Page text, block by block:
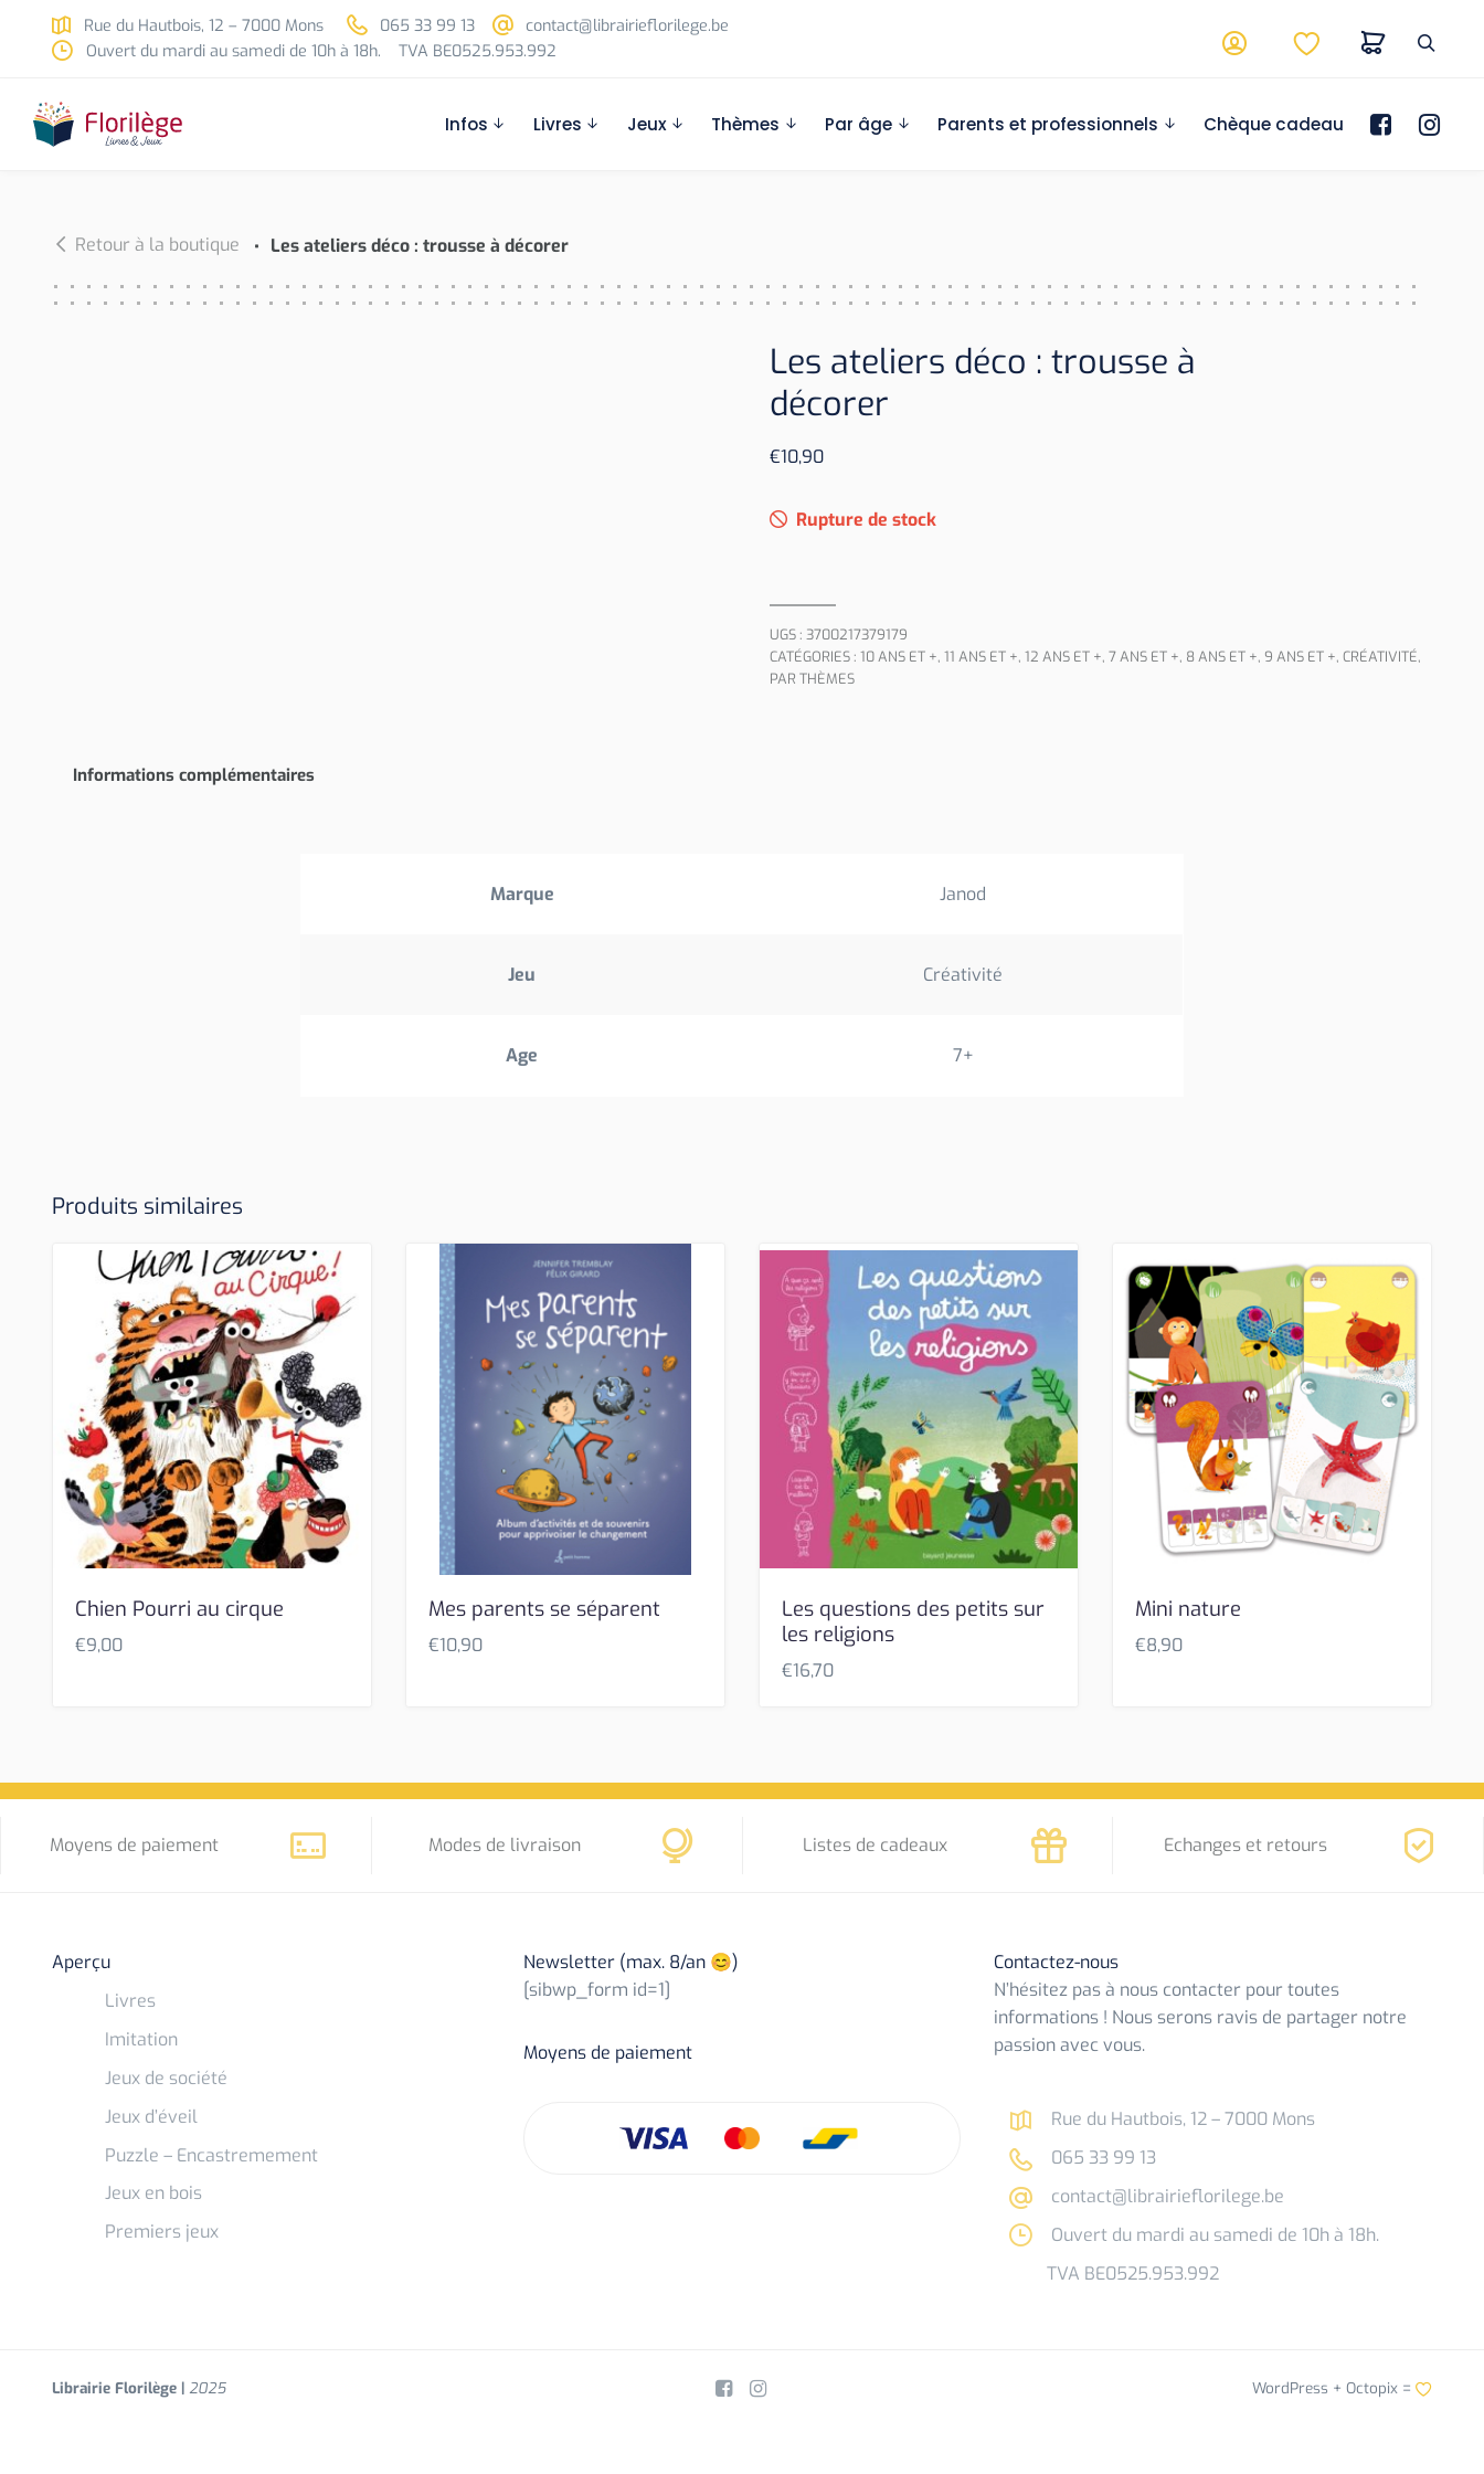
Skip to main content
Rue du Hautbois, 12 – 7000 Mons 065 33 99 13
contact@librairieflorilege.be
Ouvert du mardi au samedi de 10h à 18h.
TVA BE0525.953.992
Infos Livres Jeux Thèmes Par âge Parents et professionnels Chèque cadeau
Retour à la boutique Les ateliers déco : trousse à décorer
Les ateliers déco : trousse à
décorer
€10,90
Rupture de stock
UGS : 3700217379179
CATÉGORIES : 10 ANS ET +, 11 ANS ET +, 12 ANS ET +, 7 ANS ET +, 8 ANS ET +, 9 ANS ET +, CRÉATIVITÉ,
PAR THÈMES
Informations complémentaires
Marque Janod
Jeu Créativité
Age 7+
Produits similaires
Chien Pourri au cirque
€9,00
Mes parents se séparent
€10,90
Les questions des petits sur
les religions
€16,70
Mini nature
€8,90
Moyens de paiement Modes de livraison Listes de cadeaux Echanges et retours
Aperçu
Livres
Imitation
Jeux de société
Jeux d’éveil
Puzzle – Encastremement
Jeux en bois
Premiers jeux
Newsletter (max. 8/an 😊)
[sibwp_form id=1]
Moyens de paiement
Contactez-nous
N’hésitez pas à nous contacter pour toutes
informations ! Nous serons ravis de partager notre
passion avec vous.
Rue du Hautbois, 12 – 7000 Mons
065 33 99 13
contact@librairieflorilege.be
Ouvert du mardi au samedi de 10h à 18h.
TVA BE0525.953.992
Librairie Florilège | 2025 WordPress + Octopix=